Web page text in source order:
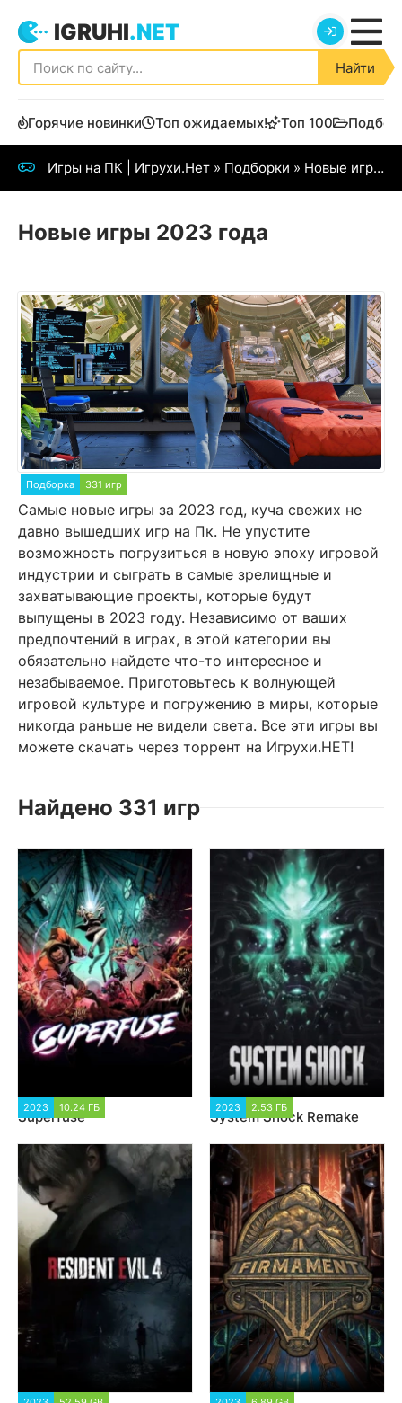
IGRUHI.NET
Найти
Горячие новинки Топ ожидаемых! Топ 100
Игры на ПК | Игрухи.Нет » Подборки » Новые игры 2023 года
Подборка 331 игр
Новые игры 2023 года
Самые новые игры за 2023 год, куча свежих не
давно вышедших игр на Пк. Не упустите
возможность погрузиться в новую эпоху игровой
индустрии и сыграть в самые зрелищные и
захватывающие проекты, которые будут
выпущены в 2023 году. Независимо от ваших
предпочтений в играх, в этой категории вы
обязательно найдете что-то интересное и
незабываемое. Приготовьтесь к волнующей
игровой культуре и погружению в миры, которые
никогда раньше не видели света. Все эти игры вы
можете скачать через торрент на Игрухи.НЕТ!
Найдено 331 игр
2023 10.24 ГБ
Superfuse
2023 2.53 ГБ
System Shock Remake